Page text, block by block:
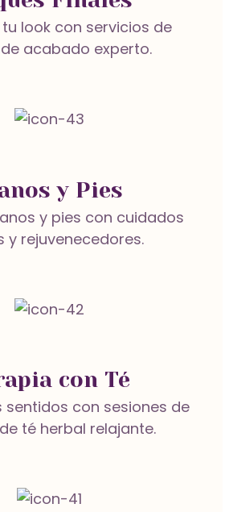
Capilar
con Cera de Miel
Gel
Cansadas
Faciales
Pedicura
look con servicios de
acabado experto.
y Pies
y pies con cuidados
y rejuvenecedores.
con Té
sentidos con sesiones de
té herbal relajante.